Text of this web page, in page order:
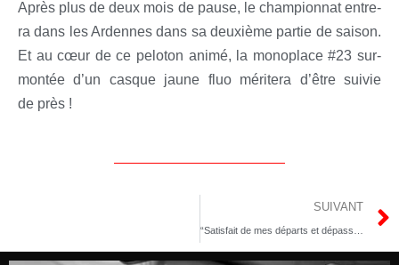
Après plus de deux mois de pause, le cham­pion­nat entre­
ra dans les Ardennes dans sa deuxième par­tie de sai­son.
Et au cœur de ce pelo­ton ani­mé, la mono­place #23 sur­
mon­tée d’un casque jaune fluo méri­te­ra d’être sui­vie
de près !
SUIVANT